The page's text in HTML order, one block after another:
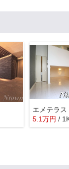
エメテラス
5.1万円 /